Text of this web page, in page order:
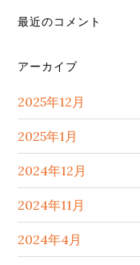
の
サ
イ
ド
バ
ー
ト
検
索
す
る
最近のコメント
アーカイブ
2025年12月
2025年1月
2024年12月
2024年11月
2024年4月